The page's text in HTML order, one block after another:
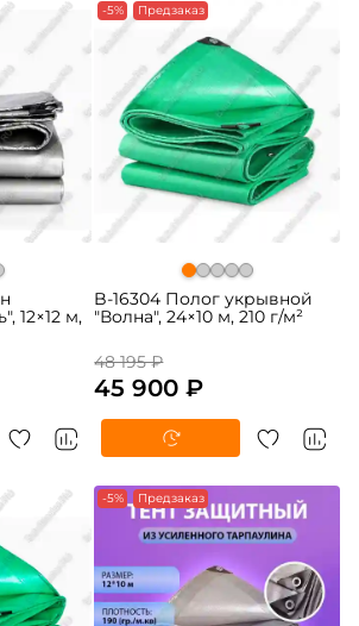
12×12 м,
-5% Предзаказ
B-16304 Полог укрывной
"Волна", 24×10 м, 210 г/м²
48 195 ₽
45 900 ₽
-5% Предзаказ